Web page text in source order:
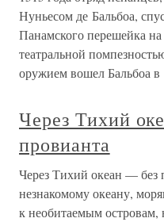
Нуньесом де Бальбоа,
Панамского перешейка
театральной
оружием вошел Бальбоа в
Через Тихий
провианта
Через Тихий океан — без
незнакомому океану,
к необитаемым островам,